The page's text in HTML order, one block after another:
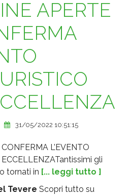
APERTE
31/05/2022 10:51:15
L’EVENTO
gli
tornati in [... leggi tutto ]
Tevere Scopri tutto su